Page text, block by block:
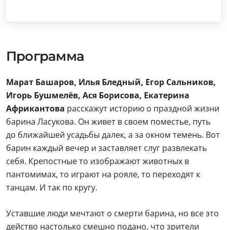
Программа
Марат Башаров, Илья Бледный, Егор Сальников,
Игорь Бушмелëв, Ася Борисова, Екатерина
Африкантова расскажут историю о праздной жизни
барина Ласукова. Он живет в своем поместье, путь
до ближайшей усадьбы далек, а за окном темень. Вот
барин каждый вечер и заставляет слуг развлекать
себя. Крепостные то изображают животных в
пантомимах, то играют на рояле, то переходят к
танцам. И так по кругу.
Уставшие люди мечтают о смерти барина, но все это
действо настолько смешно подано, что зрители